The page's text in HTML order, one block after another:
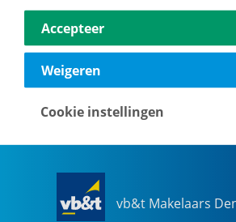
Vestdijk 180
5611 CZ Eindhoven
040-2696949
vb&t Makelaars
Accepteer
Weigeren
Cookie instellingen